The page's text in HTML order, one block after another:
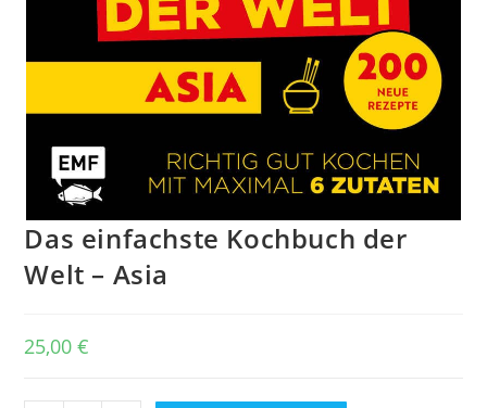
Das einfachste Kochbuch der
Welt – Asia
25,00€